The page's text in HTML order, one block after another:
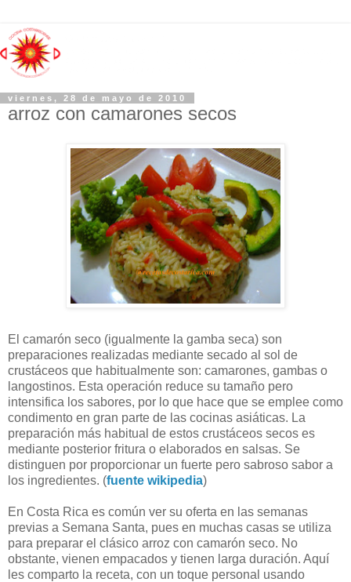
viernes, 28 de mayo de 2010
arroz con camarones secos
El camarón seco (igualmente la gamba seca) son
preparaciones realizadas mediante secado al sol de
crustáceos que habitualmente son: camarones, gambas o
langostinos. Esta operación reduce su tamaño pero
intensifica los sabores, por lo que hace que se emplee como
condimento en gran parte de las cocinas asiáticas. La
preparación más habitual de estos crustáceos secos es
mediante posterior fritura o elaborados en salsas. Se
distinguen por proporcionar un fuerte pero sabroso sabor a
los ingredientes. (fuente wikipedia)
En Costa Rica es común ver su oferta en las semanas
previas a Semana Santa, pues en muchas casas se utiliza
para preparar el clásico arroz con camarón seco. No
obstante, vienen empacados y tienen larga duración. Aquí
les comparto la receta, con un toque personal usando